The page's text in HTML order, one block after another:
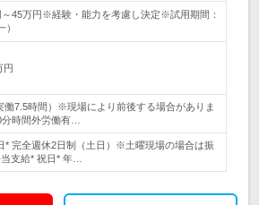
～45万円※経験・能力を考慮し決定※試用期間：
）
円
働7.5時間）※現場により前後する場合がありま
時間外労働有…
* 完全週休2日制（土日）※土曜現場の場合は振
支給* 祝日* 年…